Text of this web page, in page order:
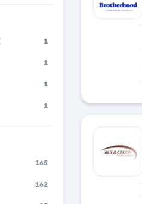
1
1
1
1
165
162